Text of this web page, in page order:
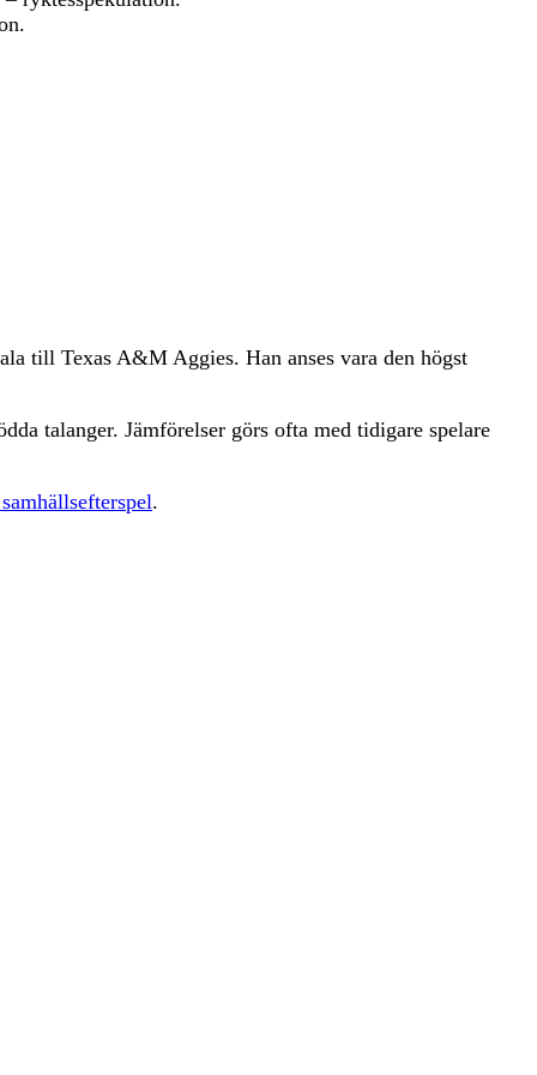
till Texas A&M Aggies. Han anses vara den högst
talanger. Jämförelser görs ofta med tidigare spelare
.